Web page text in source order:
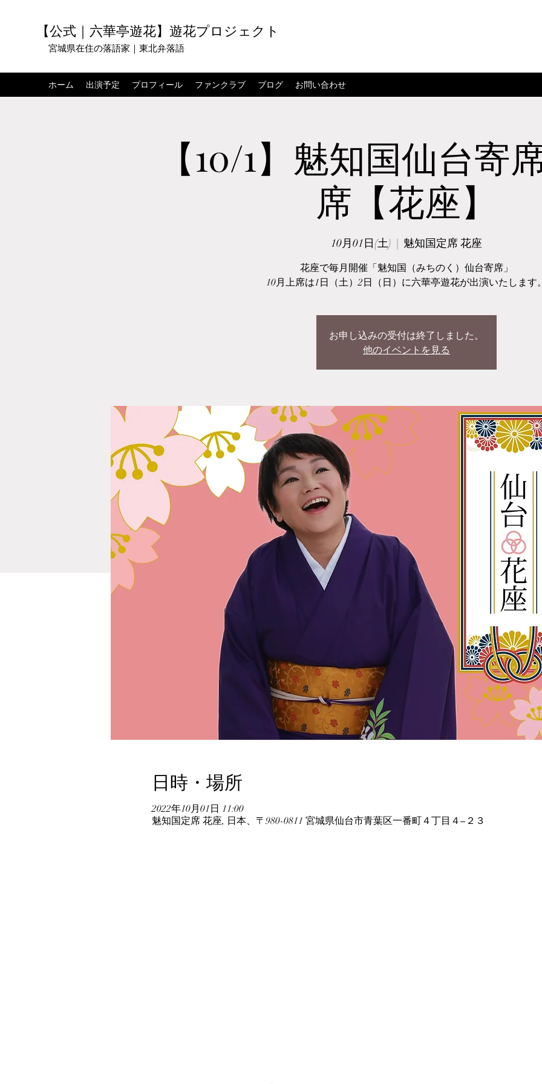
【公式｜六華亭遊花】遊花プロジェクト
宮城県在住の落語家｜東北弁落語
ホーム 出演予定 プロフィール ファンクラブ ブログ お問い合わせ
【10/1】魅知国仙台寄
席【花座】
10月01日(土) 魅知国定席 花座
花座で毎月開催「魅知国（みちのく）仙台寄席」
10月上席は1日（土）2日（日）に六華亭遊花が出演いたします
お申し込みの受付は終了しました。
他のイベントを見る
日時・場所
2022年10月01日 11:00
魅知国定席 花座, 日本、〒980-0811 宮城県仙台市青葉区一番町４丁目４−２３